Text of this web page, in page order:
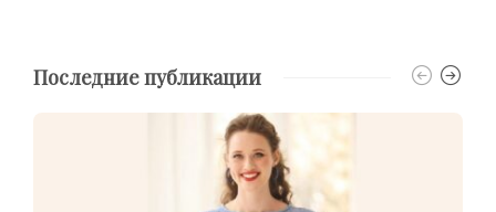
Последние публикации